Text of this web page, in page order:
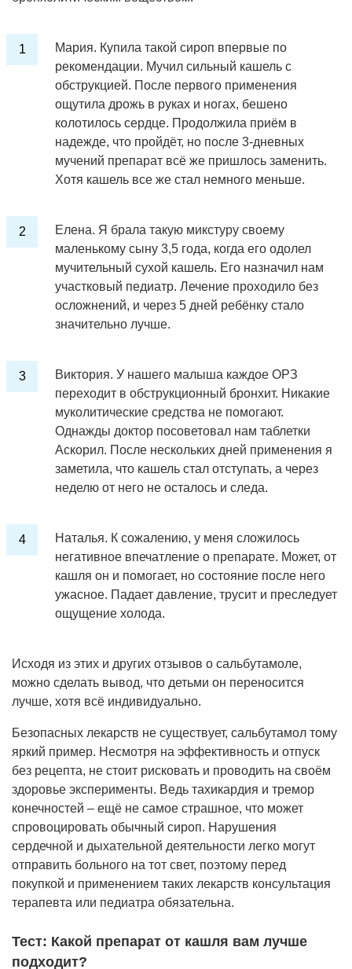
Мария. Купила такой сироп впервые по
рекомендации. Мучил сильный кашель с
обструкцией. После первого применения
ощутила дрожь в руках и ногах, бешено
колотилось сердце. Продолжила приём в
надежде, что пройдёт, но после 3-дневных
мучений препарат всё же пришлось заменить.
Хотя кашель все же стал немного меньше.
Елена. Я брала такую микстуру своему
маленькому сыну 3,5 года, когда его одолел
мучительный сухой кашель. Его назначил нам
участковый педиатр. Лечение проходило без
осложнений, и через 5 дней ребёнку стало
значительно лучше.
Виктория. У нашего малыша каждое ОРЗ
переходит в обструкционный бронхит. Никакие
муколитические средства не помогают.
Однажды доктор посоветовал нам таблетки
Аскорил. После нескольких дней применения я
заметила, что кашель стал отступать, а через
неделю от него не осталось и следа.
Наталья. К сожалению, у меня сложилось
негативное впечатление о препарате. Может, от
кашля он и помогает, но состояние после него
ужасное. Падает давление, трусит и преследует
ощущение холода.
Исходя из этих и других отзывов о сальбутамоле,
можно сделать вывод, что детьми он переносится
лучше, хотя всё индивидуально.
Безопасных лекарств не существует, сальбутамол тому
яркий пример. Несмотря на эффективность и отпуск
без рецепта, не стоит рисковать и проводить на своём
здоровье эксперименты. Ведь тахикардия и тремор
конечностей – ещё не самое страшное, что может
спровоцировать обычный сироп. Нарушения
сердечной и дыхательной деятельности легко могут
отправить больного на тот свет, поэтому перед
покупкой и применением таких лекарств консультация
терапевта или педиатра обязательна.
Тест: Какой препарат от кашля вам лучше
подходит?